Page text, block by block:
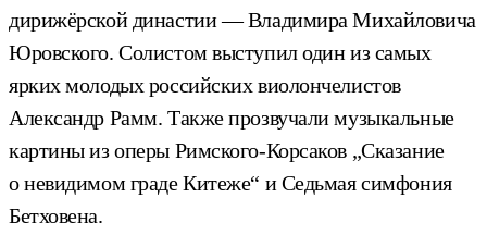
дирижёрской династии — Владимира Михайловича
Юровского. Солистом выступил один из самых
ярких молодых российских виолончелистов
Александр Рамм. Также прозвучали музыкальные
картины из оперы Римского-Корсаков „Сказание
о невидимом граде Китеже“ и Седьмая симфония
Бетховена.